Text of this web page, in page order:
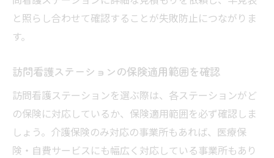
と照らし合わせて確認することが失敗防止につながりま
す。
訪問看護ステーションの保険適用範囲を確認
訪問看護ステーションを選ぶ際は、各ステーションがど
の保険に対応しているか、保険適用範囲を必ず確認しま
しょう。介護保険のみ対応の事業所もあれば、医療保
険・自費サービスにも幅広く対応している事業所もあり